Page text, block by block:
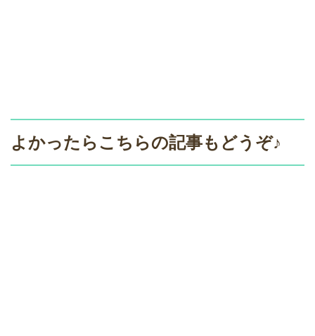
よかったらこちらの記事もどうぞ♪